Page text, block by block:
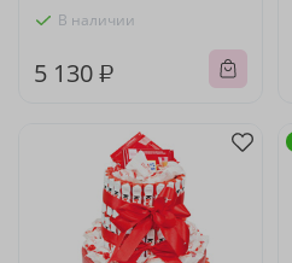
В наличии
5 130 ₽